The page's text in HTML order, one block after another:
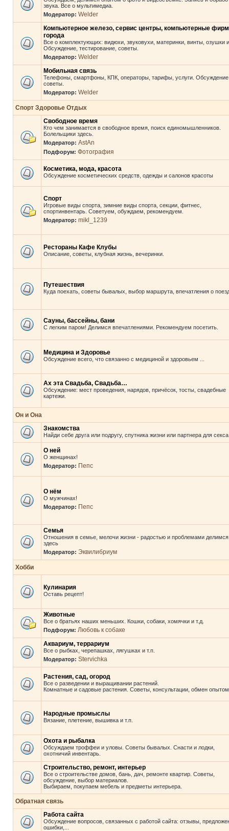
звука. Все о мультимедиа.
Модератор: Welder
Компьютерное железо, сервис центры, компьютерные
города
Все о комплектующих: видюхи, звуковухи, материнки, винты, озушки
Обсуждение, тестирование, советы.
Модератор: Welder
Мобильная связь
Телефоны, смартфоны, КПК, операторы, тарифы, услуги.
советы.
Модератор: Welder
Спорт Здоровье Отдых
Свободное время
Кто чем занимается в свободное время, поиск единомышленников.
Болельщики здесь.
Модератор: AstAn
Подфорум: Фотография
Косметика, мода, красота
Обсуждение косметических средств, одежды и салонов красоты
Спорт
Игровые виды спорта, зимние виды спорта, секции, фитнес,
спортинвентарь. Советуем, обуждаем, рекомендуем.
Модератор: mikl_1239
Рестораны Кафе Клубы
Описание, советы, клубная жизнь, вечеринки.
Путешествия
Куда поехать, советы бывалых, выбор маршрута, впечатления о
Сауны, бассейны, бани
С легким паром! Делимся впечатлениями. Рекомендуем посетить.
Медицина и Здоровье
Обсуждение всего, что связанно с медициной и здоровьем ...
Ах эта Свадьба, Свадьба…
Обсуждение: мест проведения, нарядов, причёсок, тосты, свадебные
картежи.
Он и Она
Знакомства
Найди себе друга или подругу, спутника жизни или партнера для
О ней
О женщинах!
Модератор: Пепс
О нём
О мужчинах!
Модератор: Пепс
Семья
Отношения в семье, мелочи жизни - радостью и проблемами делимся
здесь
Модератор: Эквилибриум
Хобби
Кулинария
Оставь рецепт!
Животные
Все о братьях наших меньших. Кошки, собаки, хомячки и т.д.
Подфорум: Любовь к собаке
Аквариум, террариум
Все о рыбках, черепашках, лягушках и т.п.
Модератор: Stervichka
Растения, сад, огород
Все о разведении и выращивании растений.
Комнатные и садовые растения. Советы, консультации, обмен
Народные промыслы
Вязание, плетение, вышивка и т.п.
Охота и рыбалка
Обсуждаем троффеи и уловы. Советы бывалых. Снасти и лодки,
охотничий инвентарь.
Строительство, ремонт, интерьер
Все о строительстве домов, бань, дач, ремонте квартир. Советы,
обсуждение, выбор материалов.
Выбираем, покупаем мебель и предметы интерьера.
Обратная связь
Работа сайта
Обсуждение вопросов, связанных с работой сайта: отзывы,
ошибки,...